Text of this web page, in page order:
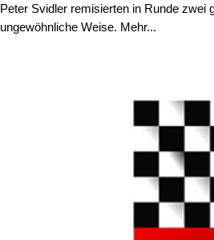
Peter Svidler remisierten in Runde zwei
ungewöhnliche Weise. Mehr...